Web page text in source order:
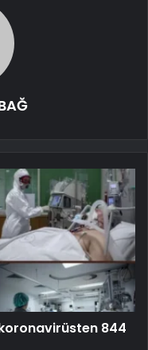
koronavirüsten 844